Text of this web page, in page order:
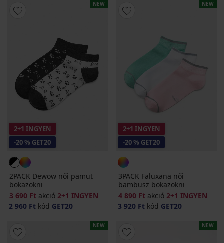
NEW
2+1 INGYEN
-20 % GET20
2PACK Dewow női pamut
bokazokni
3 690 Ft akció 2+1 INGYEN
2 960 Ft kód GET20
NEW
2+1 INGYEN
-20 % GET20
3PACK Faluxana női
bambusz bokazokni
4 890 Ft akció 2+1 INGYEN
3 920 Ft kód GET20
NEW NEW